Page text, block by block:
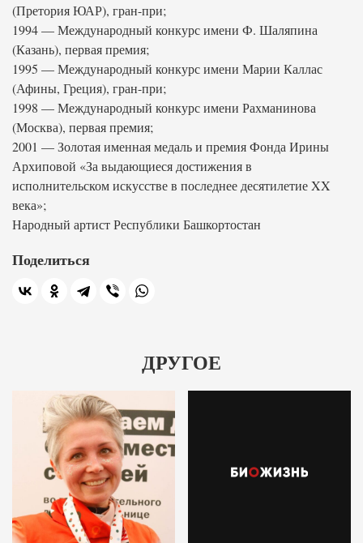
(Претория ЮАР), гран-при;
1994 — Международный конкурс имени Ф. Шаляпина
(Казань), первая премия;
1995 — Международный конкурс имени Марии Каллас
(Афины, Греция), гран-при;
1998 — Международный конкурс имени Рахманинова
(Москва), первая премия;
2001 — Золотая именная медаль и премия Фонда Ирины
Архиповой «За выдающиеся достижения в
исполнительском искусстве в последнее десятилетие XX
века»;
Народный артист Республики Башкортостан
Поделиться
ДРУГОЕ